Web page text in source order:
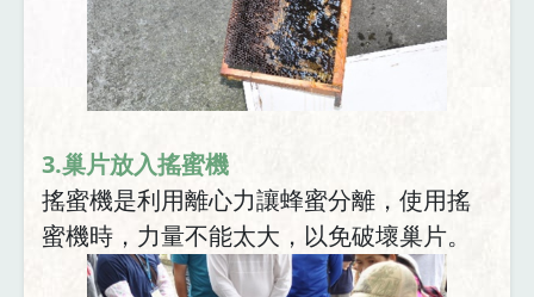
3.巢片放入搖蜜機
搖蜜機是利用離心力讓蜂蜜分離，使用搖
蜜機時，力量不能太大，以免破壞巢片。